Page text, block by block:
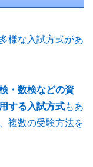
様な入試方式があ
・数検などの資
する入試方式もあ
複数の受験方法を